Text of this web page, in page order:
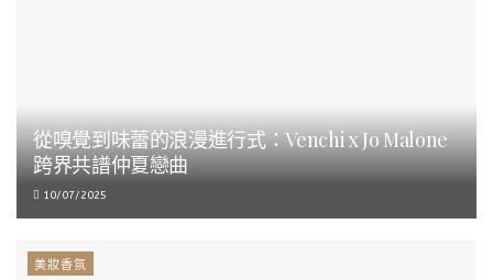
從嗅覺到味蕾的浪漫進行式：Venchi x Jo Malone
跨界共譜仲夏戀曲
10/07/2025
美妝香氛